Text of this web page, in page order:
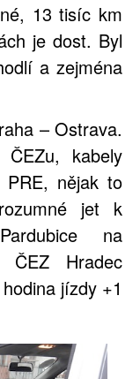
13 tisíc km
je dost. Byl
a zejména
– Ostrava.
kabely
nějak to
jet k
na
ČEZ Hradec
jízdy +1